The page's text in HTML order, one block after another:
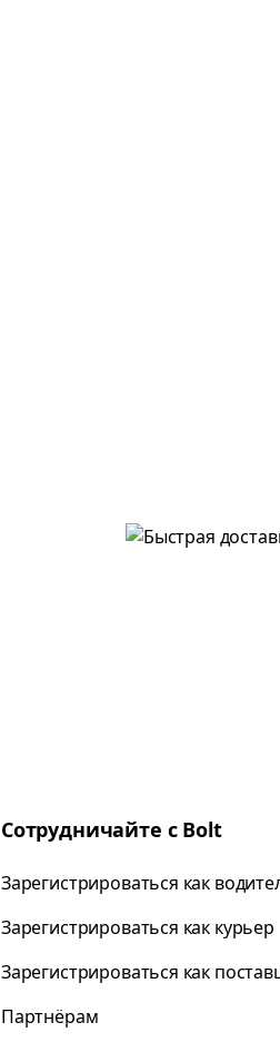
Сотрудничайте с Bolt
Зарегистрироваться как
Зарегистрироваться как курьер
Зарегистрироваться как
Партнёрам